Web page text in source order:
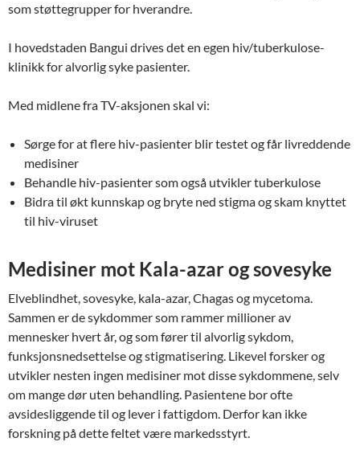
som støttegrupper for hverandre.
I hovedstaden Bangui drives det en egen hiv/tuberkulose-
klinikk for alvorlig syke pasienter.
Med midlene fra TV-aksjonen skal vi:
Sørge for at flere hiv-pasienter blir testet og får livreddende
medisiner
Behandle hiv-pasienter som også utvikler tuberkulose
Bidra til økt kunnskap og bryte ned stigma og skam knyttet
til hiv-viruset
Medisiner mot Kala-azar og sovesyke
Elveblindhet, sovesyke, kala-azar, Chagas og mycetoma.
Sammen er de sykdommer som rammer millioner av
mennesker hvert år, og som fører til alvorlig sykdom,
funksjonsnedsettelse og stigmatisering. Likevel forsker og
utvikler nesten ingen medisiner mot disse sykdommene, selv
om mange dør uten behandling. Pasientene bor ofte
avsidesliggende til og lever i fattigdom. Derfor kan ikke
forskning på dette feltet være markedsstyrt.